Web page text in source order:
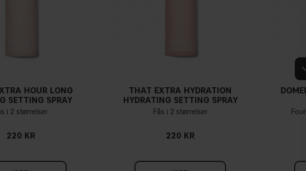
HOUR LONG
SETTING SPRAY
i 2 størrelser
220 KR
THAT EXTRA HYDRATION
HYDRATING SETTING SPRAY
Fås i 2 størrelser
220 KR